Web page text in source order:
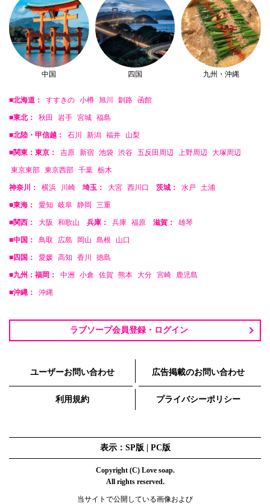
中国 四国 九州・沖縄
■北海道： すすきの 小樽 旭川 釧路 函館
■東北： 秋田 岩手 宮城 福島
■北陸・甲信越： 石川 新潟 福井 山梨
■関東：東京： 吉原 新宿 池袋 渋谷 五反田周辺 上野周辺 大塚周辺
東京東部 東京西部 千葉 栃木
神奈川： 横浜 川崎 埼玉： 大宮 西川口 茨城： 水戸 土浦
■東海： 愛知 岐阜 静岡 三重
■関西： 大阪 和歌山 兵庫： 兵庫 福原 滋賀： 雄琴
■中国： 鳥取 広島 岡山 島根 山口
■四国： 愛媛 高知 香川 徳島
■九州：福岡： 中洲 小倉 佐賀 熊本 大分 宮崎 鹿児島
■沖縄： 沖縄
ラブソープ会員登録・ログイン
ユーザーお問い合わせ 広告掲載のお問い合わせ
利用規約 プライバシーポリシー
表示：SP版 | PC版
Copyright (C) Love soap.
All rights reserved.
当サイトで公開している画像および